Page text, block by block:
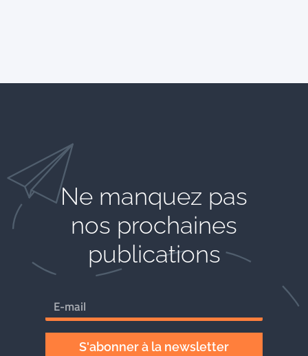
Ne manquez pas
nos prochaines
publications
S'abonner à la newsletter